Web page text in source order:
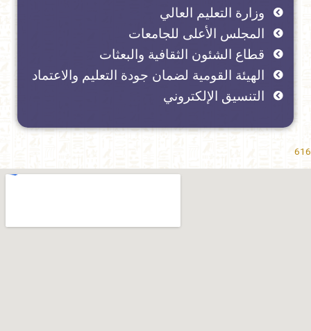
وزارة التعليم العالي
المجلس الأعلى للجامعات
قطاع الشئون الثقافية والبعثات
الهيئة القومية لضمان جودة التعليم والاعتماد
التنسيق الإلكتروني
616